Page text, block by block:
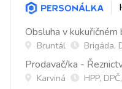
Obsluha v
Bruntál Brigáda,
Prodavač/ka -
Karviná HPP,